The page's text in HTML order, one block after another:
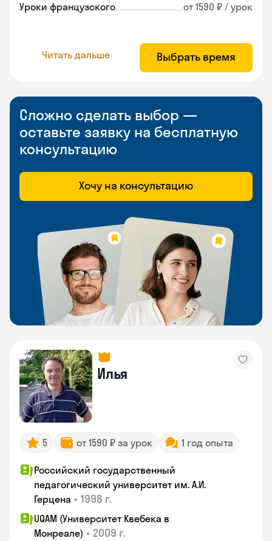
Уроки французского от 1590 ₽ / урок
Читать дальше Выбрать время
Сложно сделать выбор —
оставьте заявку на бесплатную
консультацию
Хочу на консультацию
Илья
5 от 1590 ₽ за урок 1 год опыта
Российский государственный
педагогический университет им. А.И.
Герцена • 1998 г.
UQAM (Университет Квебека в
Монреале) • 2009 г.